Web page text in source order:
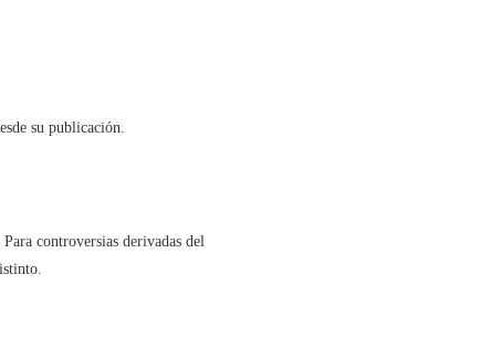
su publicación.
controversias derivadas del